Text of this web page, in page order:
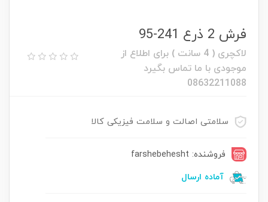
فرش 2 ذرع 241-95
لاکچری ( 4 سانت ) برای اطلاع از
موجودی با ما تماس بگیرد
08632211088
سلامتی اصالت و سلامت فیزیکی کالا
فروشنده: farshebehesht
آماده ارسال